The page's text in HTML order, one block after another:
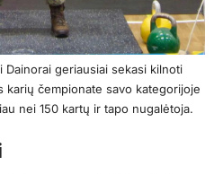
Dainorai geriausiai sekasi kilnoti
karių čempionate savo kategorijoje
nei 150 kartų ir tapo nugalėtoja.